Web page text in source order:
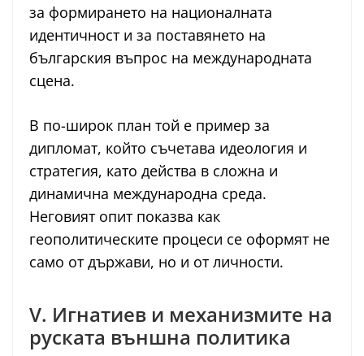
за формирането на националната
идентичност и за поставянето на
българския въпрос на международната
сцена.
В по-широк план той е пример за
дипломат, който съчетава идеология и
стратегия, като действа в сложна и
динамична международна среда.
Неговият опит показва как
геополитическите процеси се оформят не
само от държави, но и от личности.
V. Игнатиев и механизмите на
руската външна политика